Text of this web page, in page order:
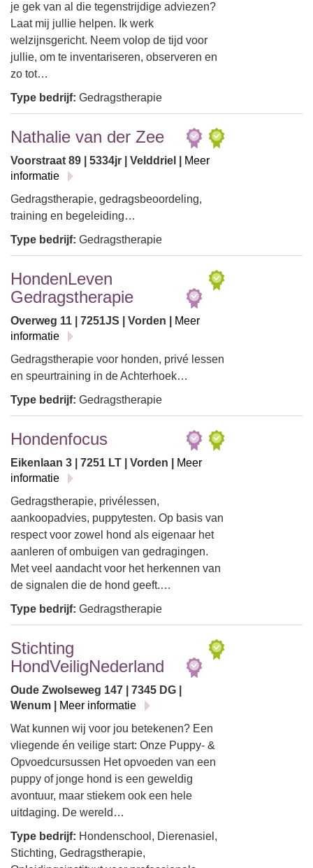
je gek van al die tegenstrijdige adviezen?
Laat mij jullie helpen. Ik werk
welzijnsgericht. Neem volop de tijd voor
jullie, om te inventariseren, observeren en
zo tot…
Type bedrijf: Gedragstherapie
Nathalie van der Zee
Voorstraat 89 | 5334jr | Velddriel |
Meer
informatie
Gedragstherapie, gedragsbeoordeling,
training en begeleiding…
Type bedrijf: Gedragstherapie
HondenLeven
Gedragstherapie
Overweg 11 | 7251JS | Vorden |
Meer
informatie
Gedragstherapie voor honden, privé lessen
en speurtraining in de Achterhoek…
Type bedrijf: Gedragstherapie
Hondenfocus
Eikenlaan 3 | 7251 LT | Vorden |
Meer
informatie
Gedragstherapie, privélessen,
aankoopadvies, puppytesten. Op basis van
respect voor zowel hond als eigenaar het
aanleren of ombuigen van gedragingen.
Met veel aandacht voor het herkennen van
de signalen die de hond geeft.…
Type bedrijf: Gedragstherapie
Stichting
HondVeiligNederland
Oude Zwolseweg 147 | 7345 DG |
Wenum |
Meer informatie
Wat kunnen wij voor jou betekenen? Een
vliegende én veilige start: Onze Puppy- &
Opvoedcursussen Het opvoeden van een
puppy of jonge hond is een geweldig
avontuur, maar stiekem ook een hele
uitdaging. De wereld…
Type bedrijf: Hondenschool, Dierenasiel,
Stichting, Gedragstherapie,